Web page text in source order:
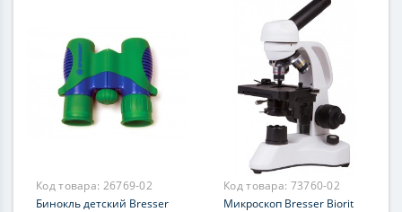
Код товара: 26769-02
Бинокль детский Bresser
Код товара: 73760-02
Микроскоп Bresser Biorit